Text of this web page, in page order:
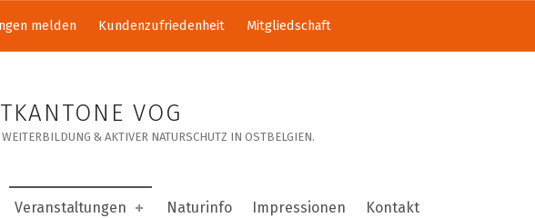
VOG
& AKTIVER NATURSCHUTZ IN OSTBELGIEN.
Veranstaltungen Naturinfo Impressionen Kontakt
melden Kundenzufriedenheit Mitgliedschaft